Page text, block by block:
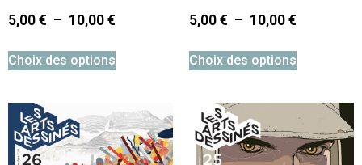
5,00€ – 10,00€
Choix des options
5,00€ – 10,00€
Choix des options